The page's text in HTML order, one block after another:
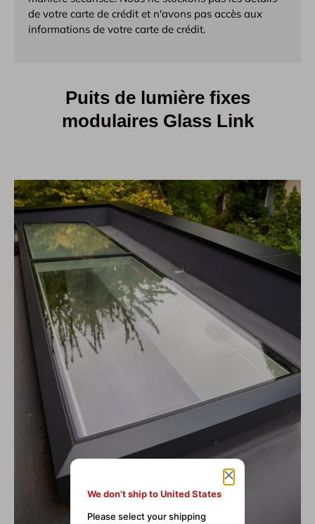
de votre carte de crédit et n'avons pas accès aux
informations de votre carte de crédit.
Puits de lumière fixes
modulaires Glass Link
We don’t ship to United States
Please select your shipping